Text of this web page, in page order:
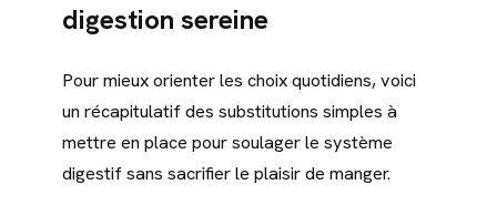
digestion sereine
Pour mieux orienter les choix quotidiens, voici
un récapitulatif des substitutions simples à
mettre en place pour soulager le système
digestif sans sacrifier le plaisir de manger.